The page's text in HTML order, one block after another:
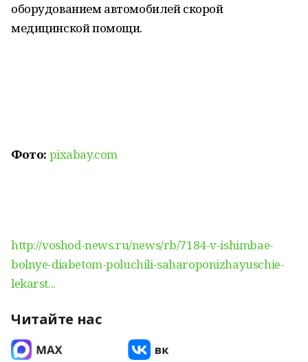
оборудованием автомобилей скорой
медицинской помощи.
Фото: pixabay.com
http://voshod-news.ru/news/rb/7184-v-ishimbae-
bolnye-diabetom-poluchili-saharoponizhayuschie-
lekarst...
Читайте нас